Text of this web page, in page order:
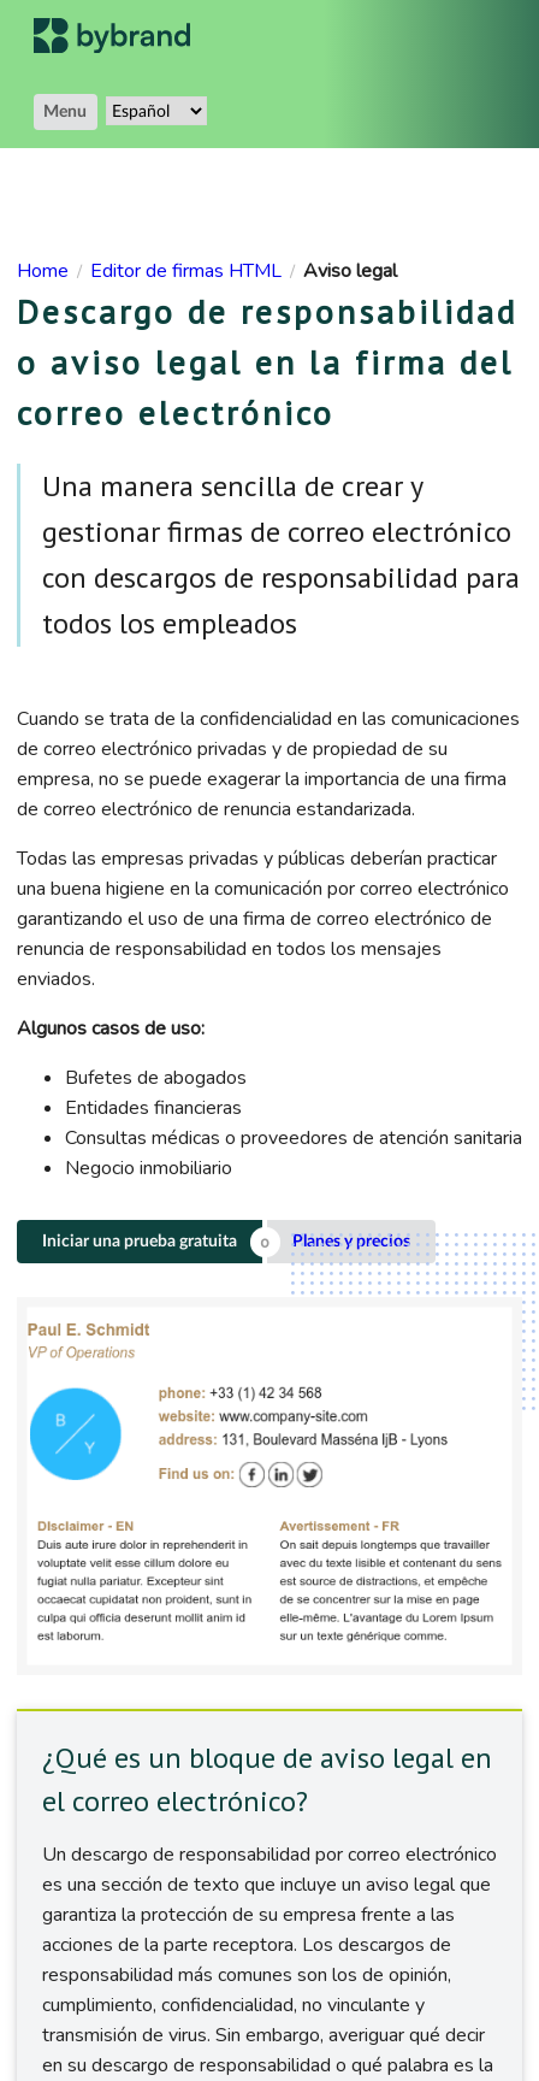
Menu
Home / Editor de firmas HTML / Aviso legal
Descargo de responsabilidad
o aviso legal en la firma del
correo electrónico
Una manera sencilla de crear y
gestionar firmas de correo electrónico
con descargos de responsabilidad para
todos los empleados
Cuando se trata de la confidencialidad en las comunicaciones
de correo electrónico privadas y de propiedad de su
empresa, no se puede exagerar la importancia de una firma
de correo electrónico de renuncia estandarizada.
Todas las empresas privadas y públicas deberían practicar
una buena higiene en la comunicación por correo electrónico
garantizando el uso de una firma de correo electrónico de
renuncia de responsabilidad en todos los mensajes
enviados.
Algunos casos de uso:
Bufetes de abogados
Entidades financieras
Consultas médicas o proveedores de atención sanitaria
Negocio inmobiliario
Iniciar una prueba gratuita Planes y precios
¿Qué es un bloque de aviso legal en
el correo electrónico?
Un descargo de responsabilidad por correo electrónico
es una sección de texto que incluye un aviso legal que
garantiza la protección de su empresa frente a las
acciones de la parte receptora. Los descargos de
responsabilidad más comunes son los de opinión,
cumplimiento, confidencialidad, no vinculante y
transmisión de virus. Sin embargo, averiguar qué decir
en su descargo de responsabilidad o qué palabra es la